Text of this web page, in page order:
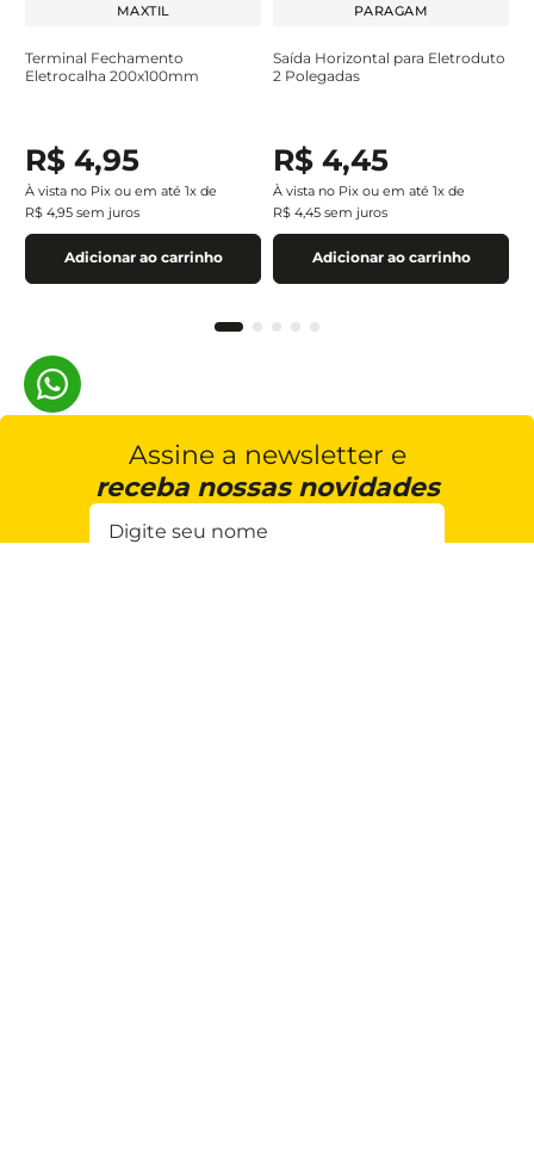
MAXTIL
Terminal Fechamento
Eletrocalha 200x100mm
R$ 4,95
À vista no Pix ou em até 1x de
R$ 4,95 sem juros
Adicionar ao carrinho
PARAGAM
Saída Horizontal para Eletroduto
2 Polegadas
R$ 4,45
À vista no Pix ou em até 1x de
R$ 4,45 sem juros
Adicionar ao carrinho
Assine a newsletter e
receba nossas novidades